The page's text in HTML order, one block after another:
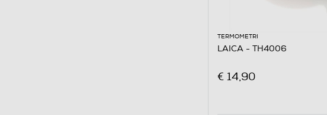
TERMOMETRI
LAICA - TH4006
€ 14,90